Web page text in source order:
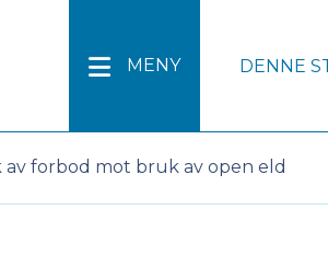
MENY DENNE
forbod mot bruk av open eld